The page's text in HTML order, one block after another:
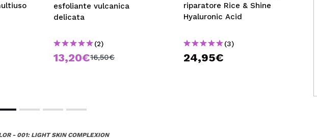
esfoliante vulcanica
delicata
(2)
13,20€16,50€
riparatore Rice & Shine
Hyaluronic Acid
(3)
24,95€
- 001: LIGHT SKIN COMPLEXION